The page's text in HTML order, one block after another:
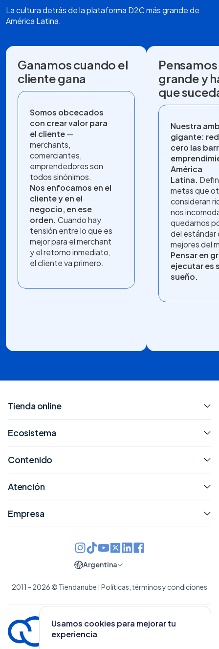
La cultura detrás de la plataforma D2C más grande de
América Latina.
Ganamos cuando el
cliente gana
Somos obcecados
con crear valor para
el cliente—
merchants,
comerciantes,
emprendedores son
todos sinónimos.
Nos enfocamos en el
cliente y en el
negocio, en ese
orden. Cuando hay
tensión entre lo que es
mejor para el merchant
y el retorno inmediato,
el cliente va primero.
grande y
que
Nuestra
gigante:
cero las
América
Latina.
metas que
consideran
nos
quedarnos
del estándar
mejores del
Pensar en
ejecutar es
sueño.
Usamos cookies para mejorar tu
experiencia
Tienda online
Ecosistema
Contenido
Atención
Empresa
2011 - 2026 © Tiendanube | Políticas, términos y condiciones
Argentina